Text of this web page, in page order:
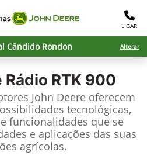
LIGAR
Cândido Rondon Alterar
Rádio RTK 900
John Deere oferecem
tecnológicas,
funcionalidades que se
e aplicações das suas
agrícolas.